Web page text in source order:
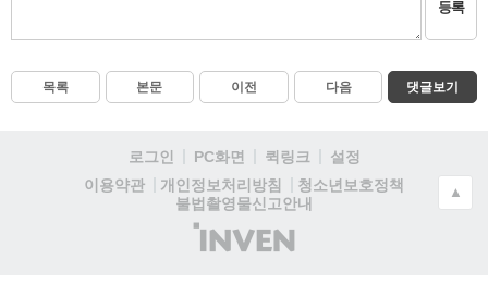
등록
목록 본문 이전 다음 댓글보기
로그인 PC화면 퀵링크
설정
이용약관
개인정보처리방침
청소년보호정책
불법촬영물신고안내
(주)
인
▲